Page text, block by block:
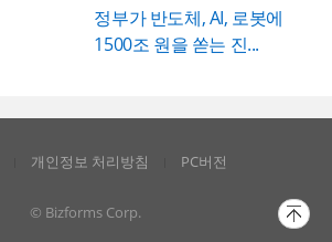
정부가 반도체, AI, 로봇에
1500조 원을 쏟는 진...
개인정보 처리방침 PC버전
© Bizforms Corp.